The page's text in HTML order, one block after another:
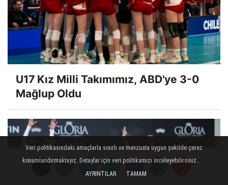
U17 Kız Milli Takımımız, ABD'ye 3-0
Mağlup Oldu
Veri politikasındaki amaçlarla sınırlı ve mevzuata uygun şekilde çerez
konumlandırmaktayız. Detaylar için veri politikamızı inceleyebilirsiniz...
AYRINTILAR
TAMAM